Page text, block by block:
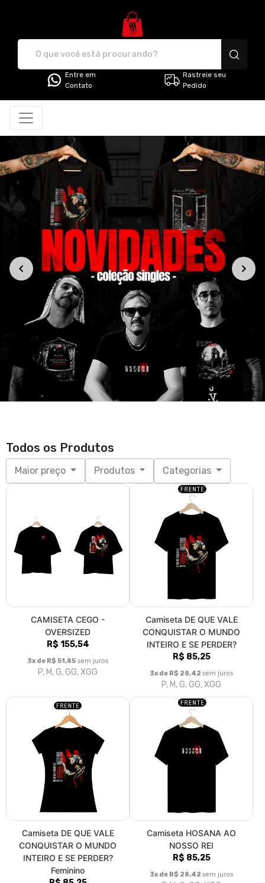
Entre em
Contato
Rastreie seu
Pedido
Todos os Produtos
Maior preço Produtos Categorias
CAMISETA CEGO -
OVERSIZED
R$ 155,54
3x de R$ 51,85 sem juros
P, M, G, GG, XGG
Camiseta DE QUE VALE
CONQUISTAR O MUNDO
INTEIRO E SE PERDER?
R$ 85,25
3x de R$ 28,42 sem juros
P, M, G, GG, XGG
Camiseta DE QUE VALE
CONQUISTAR O MUNDO
INTEIRO E SE PERDER?
Feminino
Camiseta HOSANA AO
NOSSO REI
R$ 85,25
3x de R$ 28,42 sem juros